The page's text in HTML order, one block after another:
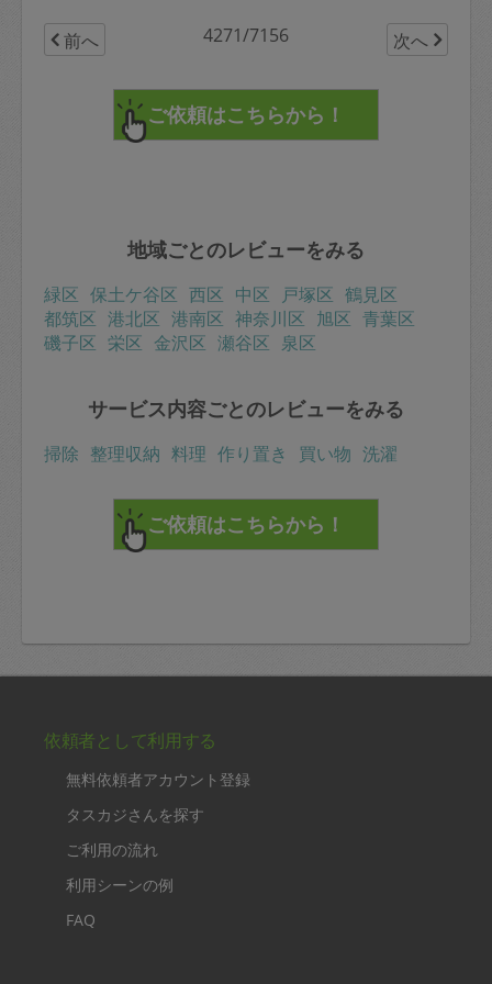
前へ 4271/7156 次へ
地域ごとのレビューをみる
緑区 保土ケ谷区 西区 中区 戸塚区 鶴見区
都筑区 港北区 港南区 神奈川区 旭区 青葉区
磯子区 栄区 金沢区 瀬谷区 泉区
サービス内容ごとのレビューをみる
掃除 整理収納 料理 作り置き 買い物 洗濯
依頼者として利用する
無料依頼者アカウント登録
タスカジさんを探す
ご利用の流れ
利用シーンの例
FAQ